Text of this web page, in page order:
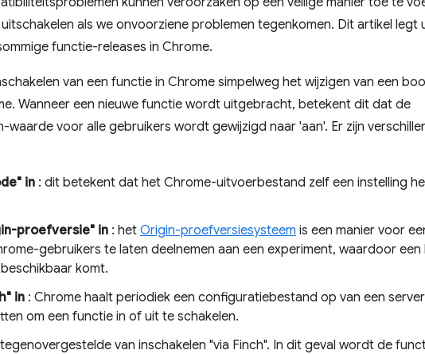
als we onvoorziene problemen tegenkomen. Dit artikel legt
functie-releases in Chrome.
van een functie in Chrome simpelweg het wijzigen van een
Wanneer een nieuwe functie wordt uitgebracht, betekent dit dat de
voor alle gebruikers wordt gewijzigd naar 'aan'. Er zijn
in : dit betekent dat het Chrome-uitvoerbestand zelf een instelling
proefversie" in : het Origin-proefversiesysteem is een manier voor
gebruikers te laten deelnemen aan een experiment, waardoor
komt.
in : Chrome haalt periodiek een configuratiebestand op van een
om een ​​functie in of uit te schakelen.
van inschakelen "via Finch". In dit geval wordt de